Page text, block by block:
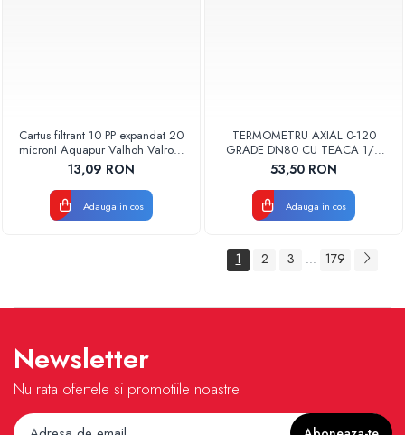
Cartus filtrant 10 PP expandat 20
micronI Aquapur Valhoh Valrom
AQUA07000110020
13,09 RON
Adauga in cos
TERMOMETRU AXIAL 0-120
GRADE DN80 CU TEACA 1/2
TB80-100 FIMET
53,50 RON
Adauga in cos
1 2 3 ... 179
Newsletter
Nu rata ofertele si promotiile noastre